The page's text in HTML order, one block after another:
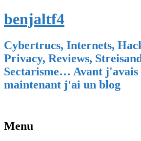
benjaltf4
Cybertrucs, Internets,
Privacy, Reviews,
Sectarisme… Avant j'avais
maintenant j'ai un blog
Menu